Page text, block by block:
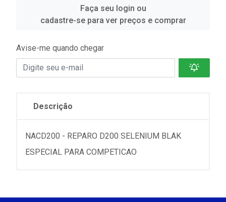
Faça seu login ou
cadastre-se para ver preços e comprar
Avise-me quando chegar
Descrição
NACD200 - REPARO D200 SELENIUM BLAK
ESPECIAL PARA COMPETICAO